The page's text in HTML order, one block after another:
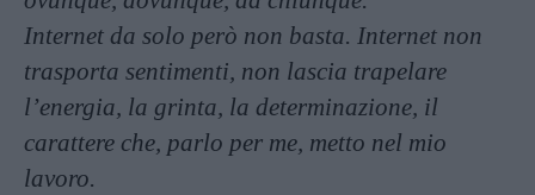
Internet da solo però non basta. Internet non
trasporta sentimenti, non lascia trapelare
l’energia, la grinta, la determinazione, il
carattere che, parlo per me, metto nel mio
lavoro.